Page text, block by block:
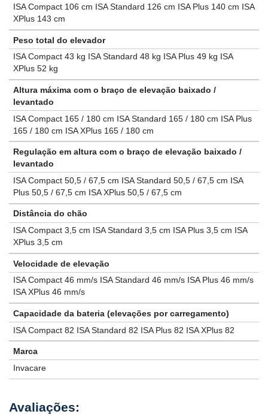
ISA Compact 106 cm ISA Standard 126 cm ISA Plus 140 cm ISA
XPlus 143 cm
Peso total do elevador
ISA Compact 43 kg ISA Standard 48 kg ISA Plus 49 kg ISA
XPlus 52 kg
Altura máxima com o braço de elevação baixado /
levantado
ISA Compact 165 / 180 cm ISA Standard 165 / 180 cm ISA Plus
165 / 180 cm ISA XPlus 165 / 180 cm
Regulação em altura com o braço de elevação baixado /
levantado
ISA Compact 50,5 / 67,5 cm ISA Standard 50,5 / 67,5 cm ISA
Plus 50,5 / 67,5 cm ISA XPlus 50,5 / 67,5 cm
Distância do chão
ISA Compact 3,5 cm ISA Standard 3,5 cm ISA Plus 3,5 cm ISA
XPlus 3,5 cm
Velocidade de elevação
ISA Compact 46 mm/s ISA Standard 46 mm/s ISA Plus 46 mm/s
ISA XPlus 46 mm/s
Capacidade da bateria (elevações por carregamento)
ISA Compact 82 ISA Standard 82 ISA Plus 82 ISA XPlus 82
Marca
Invacare